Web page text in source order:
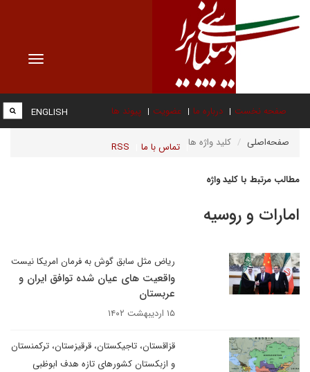
Toggle
صفحه نخست درباره ما عضویت پیوند ها
تماس با ما RSS
ENGLISH
صفحه‌اصلی کلید واژه ها
مطالب مرتبط با کلید واژه
امارات و روسیه
ریاض مثل سابق گوش به فرمان امریکا نیست
واقعیت های عیان شده توافق ایران و
عربستان
۱۵ اردیبهشت ۱۴۰۲
قزاقستان، تاجیکستان، قرقیزستان، ترکمنستان
و ازبکستان کشورهای تازه هدف ابوظبی